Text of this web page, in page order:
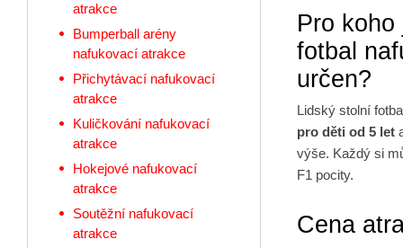
Pro
fotbal
určen?
Lidský stolní
pro děti od 5 let
výše. Každý si
F1 pocity.
Cena
atrakce
Bumperball arény
nafukovací atrakce
Přichytávací nafukovací
atrakce
Kuličkování nafukovací
atrakce
Hokejové nafukovací
atrakce
Soutěžní nafukovací
atrakce